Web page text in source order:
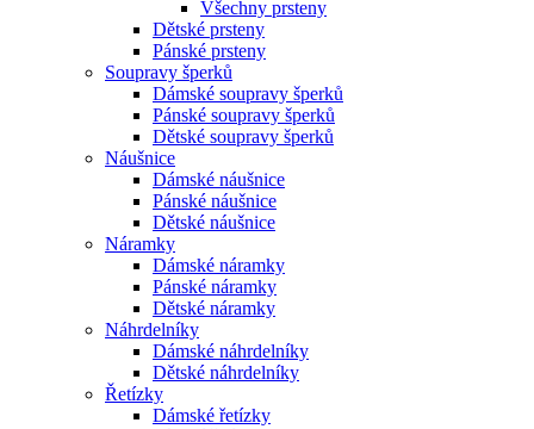
Všechny prsteny
Dětské prsteny
Pánské prsteny
Soupravy šperků
Dámské soupravy šperků
Pánské soupravy šperků
Dětské soupravy šperků
Náušnice
Dámské náušnice
Pánské náušnice
Dětské náušnice
Náramky
Dámské náramky
Pánské náramky
Dětské náramky
Náhrdelníky
Dámské náhrdelníky
Dětské náhrdelníky
Řetízky
Dámské řetízky